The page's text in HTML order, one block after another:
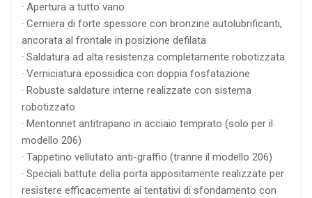
· Apertura a tutto vano
· Cerniera di forte spessore con bronzine autolubrificanti,
ancorata al frontale in posizione defilata
· Saldatura ad alta resistenza completamente robotizzata
· Verniciatura epossidica con doppia fosfatazione
· Robuste saldature interne realizzate con sistema
robotizzato
· Mentonnet antitrapano in acciaio temprato (solo per il
modello 206)
· Tappetino vellutato anti-graffio (tranne il modello 206)
· Speciali battute della porta appositamente realizzate per
resistere efficacemente ai tentativi di sfondamento con